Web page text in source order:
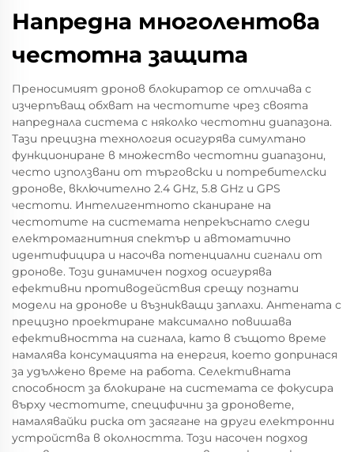
Напредна многолентова
честотна защита
Преносимият дронов блокиратор се отличава с
изчерпъващ обхват на честотите чрез своята
напреднала система с няколко честотни диапазона.
Тази прецизна технология осигурява симултано
функциониране в множество честотни диапазони,
често използвани от търговски и потребителски
дронове, включително 2.4 GHz, 5.8 GHz и GPS
честоти. Интелигентното сканиране на
честотите на системата непрекъснато следи
електромагнитния спектър и автоматично
идентифицира и насочва потенциални сигнали от
дронове. Този динамичен подход осигурява
ефективни противодействия срещу познати
модели на дронове и възникващи заплахи. Антената с
прецизно проектиране максимално повишава
ефективността на сигнала, като в същото време
намалява консумацията на енергия, което допринася
за удължено време на работа. Селективната
способност за блокиране на системата се фокусира
върху честотите, специфични за дроновете,
намалявайки риска от засягане на други електронни
устройства в околността. Този насочен подход